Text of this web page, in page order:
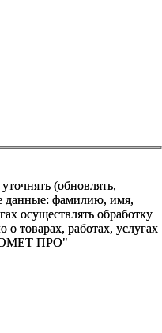
(обновлять,
данные: фамилию, имя,
осуществлять обработку
товарах, работах, услугах
ПРО"